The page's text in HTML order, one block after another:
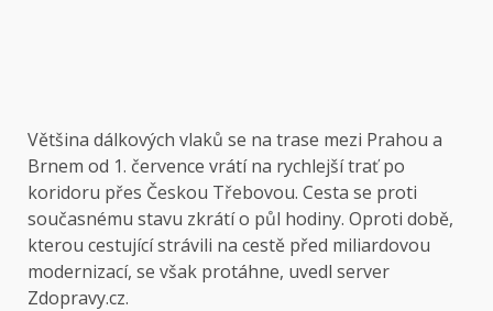
Většina dálkových vlaků se na trase mezi Prahou a
Brnem od 1. července vrátí na rychlejší trať po
koridoru přes Českou Třebovou. Cesta se proti
současnému stavu zkrátí o půl hodiny. Oproti době,
kterou cestující strávili na cestě před miliardovou
modernizací, se však protáhne, uvedl server
Zdopravy.cz.